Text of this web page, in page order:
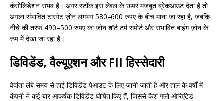
कंसोलिडेशन संभव है। अगर स्टॉक इस लेवल के ऊपर मजबूत ब्रेकआउट देता है तो
अगला संभावित टारगेट ज़ोन लगभग 580–600 रुपए के बीच माना जा रहा है, जबकि
नीचे की तरफ 490–500 रुपए का जोन शॉर्ट टर्म सपोर्ट और संभावित बाइंग ज़ोन के
रूप में देखा जा रहा है।
डिविडेंड, वैल्यूएशन और FII हिस्सेदारी
वेदांता लंबे समय से हाई डिविडेंड पेआउट के लिए जानी जाती है और हाल के वर्षों में
कंपनी ने कई बार आकर्षक डिविडेंड घोषित किए हैं, जिससे कैश फ्लो ओरिएंटेड